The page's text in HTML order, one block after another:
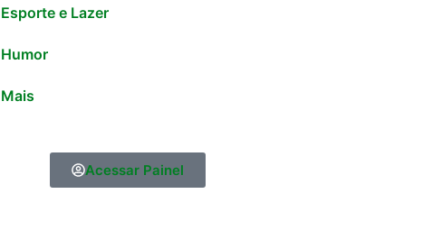
Esporte e Lazer
Humor
Mais
Acessar Painel